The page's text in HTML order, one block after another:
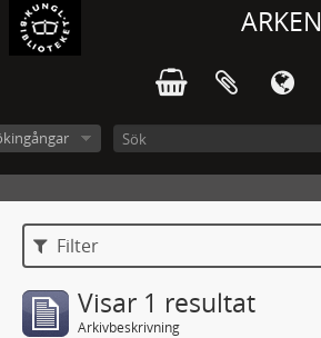
ARKEN
Filter
Visar 1 resultat
Arkivbeskrivning